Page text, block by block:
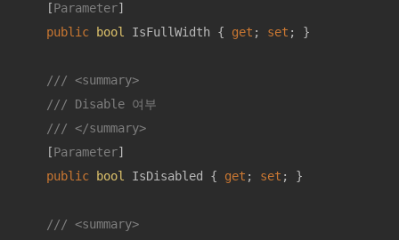
    [
Parameter]
public
bool IsFullWidth { get ; set ; }
/// <summary>
/// Disable 여부
/// </summary>
    [
Parameter]
public
bool IsDisabled { get ; set ; }
/// <summary>